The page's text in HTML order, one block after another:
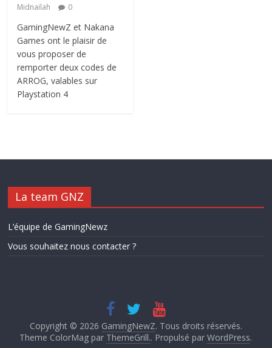
Midnailah
0
GamingNewZ et Nakana
Games ont le plaisir de
vous proposer de
remporter deux codes de
ARROG, valables sur
Playstation 4
La team GNZ
L’équipe de GamingNewz
Vous souhaitez nous contacter ?
Copyright © 2026 GamingNewZ. Tous droits réservés.
Theme ColorMag par ThemeGrill.. Propulsé parWordPress.